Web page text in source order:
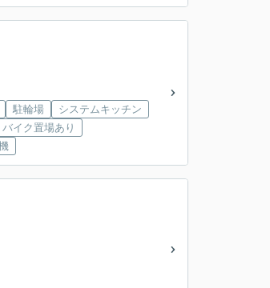
駐輪場
システムキッチン
バイク置場あり